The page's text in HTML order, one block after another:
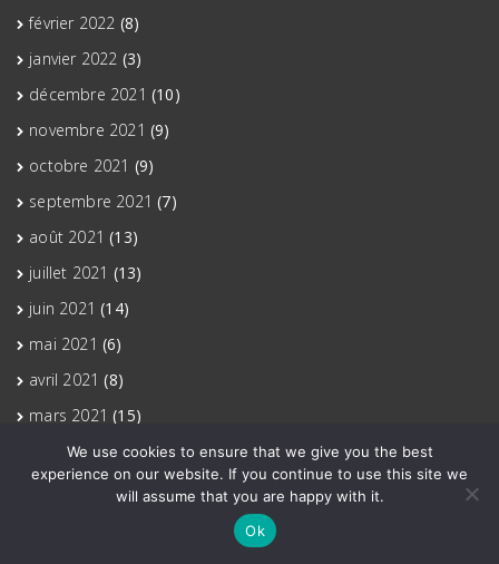
février 2022 (8)
janvier 2022 (3)
décembre 2021 (10)
novembre 2021 (9)
octobre 2021 (9)
septembre 2021 (7)
août 2021 (13)
juillet 2021 (13)
juin 2021 (14)
mai 2021 (6)
avril 2021 (8)
mars 2021 (15)
février 2021(9)
janvier 2021
(10)
We use cookies to ensure that we give you the best
experience on our website. If you continue to use this site we
will assume that you are happy with it.
Ok